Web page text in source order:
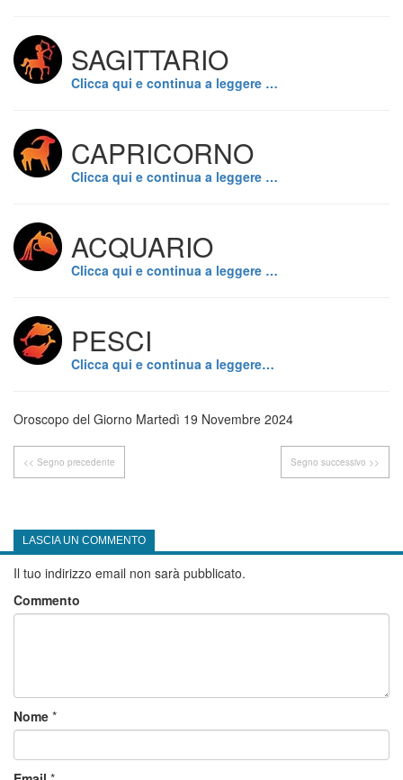
SAGITTARIO
Clicca qui e continua a leggere …
CAPRICORNO
Clicca qui e continua a leggere …
ACQUARIO
Clicca qui e continua a leggere …
PESCI
Clicca qui e continua a leggere…
Oroscopo del Giorno Martedì 19 Novembre 2024
<< Segno precedente Segno successivo >>
LASCIA UN COMMENTO
Il tuo indirizzo email non sarà pubblicato.
Commento
Nome *